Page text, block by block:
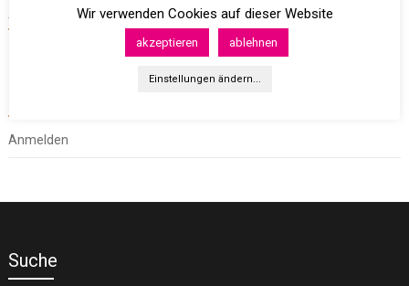
Archives
Anmelden
Suche
Wir verwenden Cookies auf dieser Website
akzeptieren ablehnen
Einstellungen ändern...